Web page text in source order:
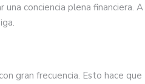
conciencia plena financiera. A
gran frecuencia. Esto hace que